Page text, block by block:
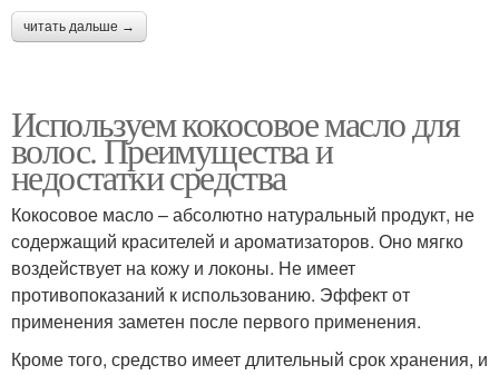
читать дальше →
Используем кокосовое масло для
волос. Преимущества и
недостатки средства
Кокосовое масло – абсолютно натуральный продукт, не
содержащий красителей и ароматизаторов. Оно мягко
воздействует на кожу и локоны. Не имеет
противопоказаний к использованию. Эффект от
применения заметен после первого применения.
Кроме того, средство имеет длительный срок хранения, и